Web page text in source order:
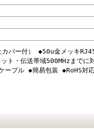
カバー付） ◆50u金メッキ
ト・伝送帯域500MHzまでに
ーブル ◆簡易包装 ◆RoHS対